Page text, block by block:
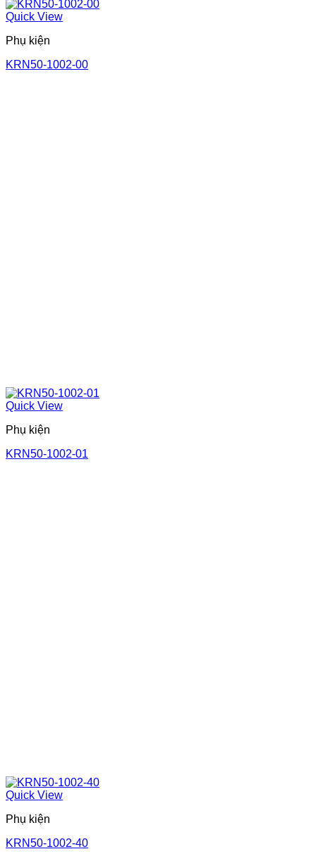
Quick View
Phụ kiện
KRN50-1002-00
Quick View
Phụ kiện
KRN50-1002-01
Quick View
Phụ kiện
KRN50-1002-40